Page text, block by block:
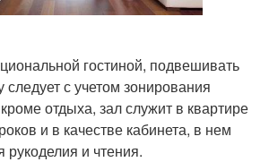
гостиной, подвешивать
следует с учетом зонирования
отдыха, зал служит в квартире
и в качестве кабинета, в нем
рукоделия и чтения.